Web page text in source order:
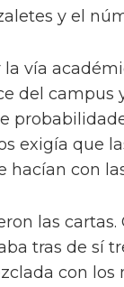
y el
vía
del
exigía que
hacían con
las
tras de sí
con